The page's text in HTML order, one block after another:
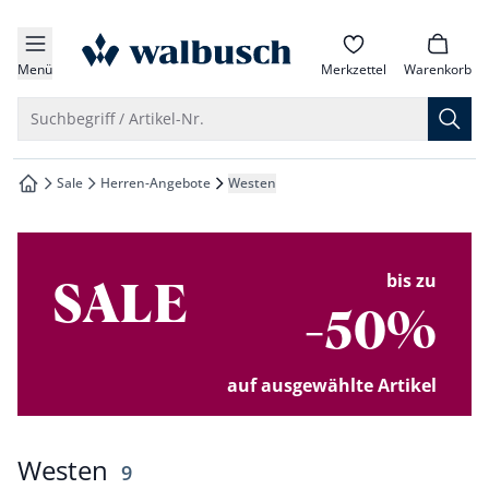
springen
springen
springen
springen
Menü zur Startseite Merkzettel Warenkorb
Suchbegriff / Artikel-Nr.
zur Startseite
Sale Herren-Angebote Westen
SALE bis zu
-50%
auf ausgewählte Artikel
Westen Ergebnisse
9